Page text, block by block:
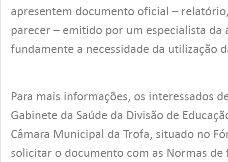
apresentem documento oficial –
parecer – emitido por um especialista da
fundamente a necessidade da utilização
Para mais informações, os interessados
Gabinete da Saúde da Divisão de
Câmara Municipal da Trofa, situado no
solicitar o documento com as Normas